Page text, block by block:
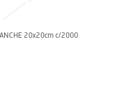
20x20cm c/2000